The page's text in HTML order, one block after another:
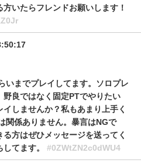
方いたらフレンドお願いします！
いまでプレイしてます。ソロプレ
野良ではなく固定PTでやりたい
イしませんか？私もあまり上手く
関係ありません。暴言はNGで
る方はぜひメッセージを送ってく
してます。 #0ZWtZN2c0dWU4